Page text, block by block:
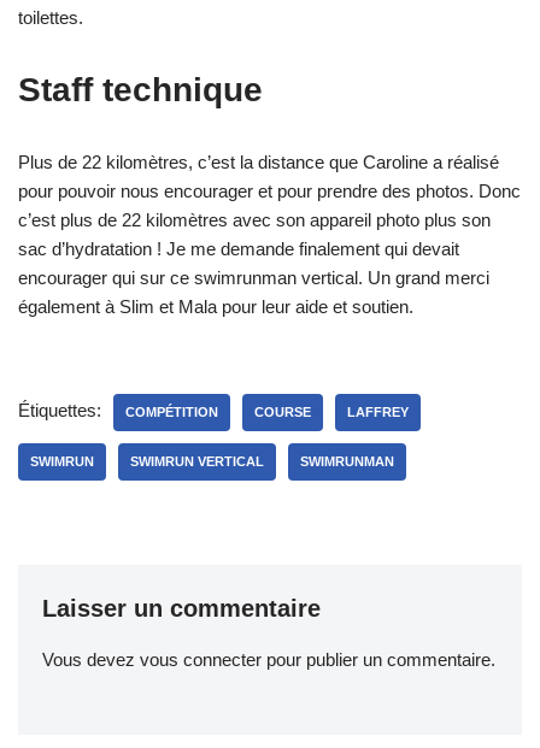
toilettes.
Staff technique
Plus de 22 kilomètres, c’est la distance que Caroline a réalisé
pour pouvoir nous encourager et pour prendre des photos. Donc
c’est plus de 22 kilomètres avec son appareil photo plus son
sac d’hydratation ! Je me demande finalement qui devait
encourager qui sur ce swimrunman vertical. Un grand merci
également à Slim et Mala pour leur aide et soutien.
Étiquettes: COMPÉTITION COURSE LAFFREY
SWIMRUN SWIMRUN VERTICAL SWIMRUNMAN
Laisser un commentaire
Vous devez vous connecter pour publier un commentaire.